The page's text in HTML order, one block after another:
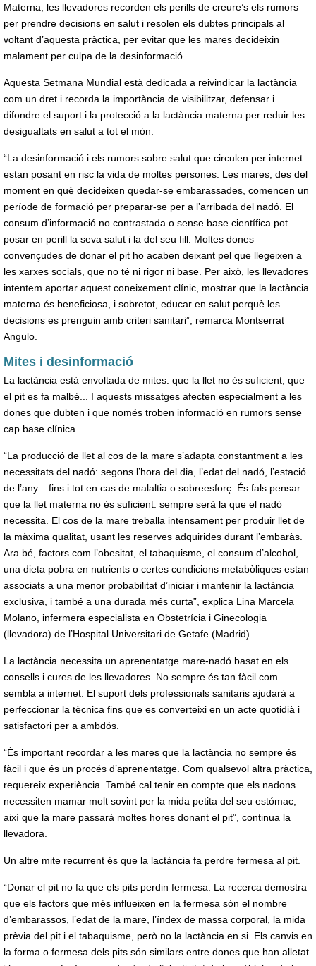
Materna, les llevadores recorden els perills de creure’s els rumors
per prendre decisions en salut i resolen els dubtes principals al
voltant d’aquesta pràctica, per evitar que les mares decideixin
malament per culpa de la desinformació.
Aquesta Setmana Mundial està dedicada a reivindicar la lactància
com un dret i recorda la importància de visibilitzar, defensar i
difondre el suport i la protecció a la lactància materna per reduir les
desigualtats en salut a tot el món.
“La desinformació i els rumors sobre salut que circulen per internet
estan posant en risc la vida de moltes persones. Les mares, des del
moment en què decideixen quedar-se embarassades, comencen un
període de formació per preparar-se per a l’arribada del nadó. El
consum d’informació no contrastada o sense base científica pot
posar en perill la seva salut i la del seu fill. Moltes dones
convençudes de donar el pit ho acaben deixant pel que llegeixen a
les xarxes socials, que no té ni rigor ni base. Per això, les llevadores
intentem aportar aquest coneixement clínic, mostrar que la lactància
materna és beneficiosa, i sobretot, educar en salut perquè les
decisions es prenguin amb criteri sanitari”, remarca Montserrat
Angulo.
Mites i desinformació
La lactància està envoltada de mites: que la llet no és suficient, que
el pit es fa malbé... I aquests missatges afecten especialment a les
dones que dubten i que només troben informació en rumors sense
cap base clínica.
“La producció de llet al cos de la mare s’adapta constantment a les
necessitats del nadó: segons l’hora del dia, l’edat del nadó, l’estació
de l’any... fins i tot en cas de malaltia o sobreesforç. És fals pensar
que la llet materna no és suficient: sempre serà la que el nadó
necessita. El cos de la mare treballa intensament per produir llet de
la màxima qualitat, usant les reserves adquirides durant l’embaràs.
Ara bé, factors com l’obesitat, el tabaquisme, el consum d’alcohol,
una dieta pobra en nutrients o certes condicions metabòliques estan
associats a una menor probabilitat d’iniciar i mantenir la lactància
exclusiva, i també a una durada més curta”, explica Lina Marcela
Molano, infermera especialista en Obstetrícia i Ginecologia
(llevadora) de l’Hospital Universitari de Getafe (Madrid).
La lactància necessita un aprenentatge mare-nadó basat en els
consells i cures de les llevadores. No sempre és tan fàcil com
sembla a internet. El suport dels professionals sanitaris ajudarà a
perfeccionar la tècnica fins que es converteixi en un acte quotidià i
satisfactori per a ambdós.
“És important recordar a les mares que la lactància no sempre és
fàcil i que és un procés d’aprenentatge. Com qualsevol altra pràctica,
requereix experiència. També cal tenir en compte que els nadons
necessiten mamar molt sovint per la mida petita del seu estómac,
així que la mare passarà moltes hores donant el pit”, continua la
llevadora.
Un altre mite recurrent és que la lactància fa perdre fermesa al pit.
“Donar el pit no fa que els pits perdin fermesa. La recerca demostra
que els factors que més influeixen en la fermesa són el nombre
d’embarassos, l’edat de la mare, l’índex de massa corporal, la mida
prèvia del pit i el tabaquisme, però no la lactància en si. Els canvis en
la forma o fermesa dels pits són similars entre dones que han alletat